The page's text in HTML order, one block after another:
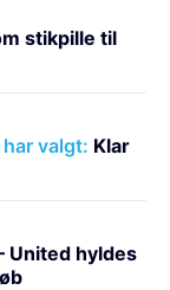
stikpille til
valgt: Klar
United hyldes